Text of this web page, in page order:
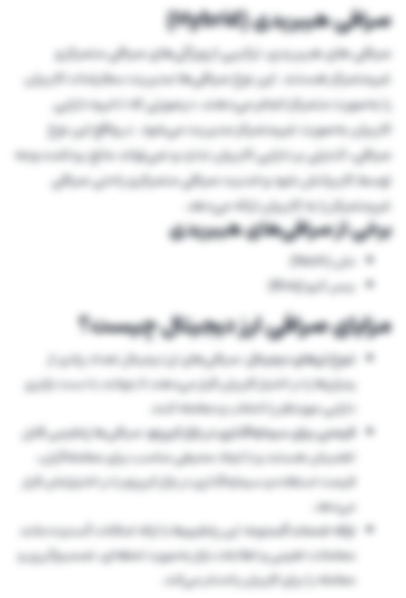
صرافی هیبریدی (Hybrid)
صرافی های هیبریدی، ترکیبی از ویژگی‌های صرافی متمرکز و
غیرمتمرکز هستند. این نوع صرافی‌ها مدیریت سفارشات کاربران
را به‌صورت متمرکز انجام می‌دهند، در‌صورتی که ذخیره دارایی
کاربران به‌صورت غیرمتمرکز مدیریت می‌شود. در واقع این نوع
صرافی، کنترلی بر دارایی کاربران ندارد و نمی‌تواند مانع برداشت وجه
توسط کاربرانش شود و امنیت صرافی متمرکز و راحتی صرافی
غیرمتمرکز را به کاربران ارائه می‌دهد.
برخی از صرافی‌های هیبریدی
نش (Nash)
بیس کیو (Bisq)
مزایای صرافی ارز دیجیتال چیست؟
تنوع ارزهای دیجیتال:صرافی‌های ارز دیجیتال تعداد زیادی از
رمزارزها را در اختیار کاربران قرار می‌دهند تا بتوانند با دست بازتری
دارایی موردنظر را انتخاب و معامله کنند.
فرصتی برای سرمایه‌گذاری در بازار کریپتو:صرافی‌ها پلتفرمی قابل
اطمینان هستند و با ایجاد محیطی مناسب برای معامله‌گران،
فرصت استفاده و سرمایه‌گذاری در بازار کریپتو را در اختیارشان قرار
می‌دهد.
ارائه خدمات گسترده:این پلتفرم‌ها با ارائه امکانات گسترده مانند
معاملات اهرمی و اطلاعات بازار به‌صورت لحظه‌ای، تصمیم‌گیری و
معامله را برای کاربران راحت‌تر می‌کند.